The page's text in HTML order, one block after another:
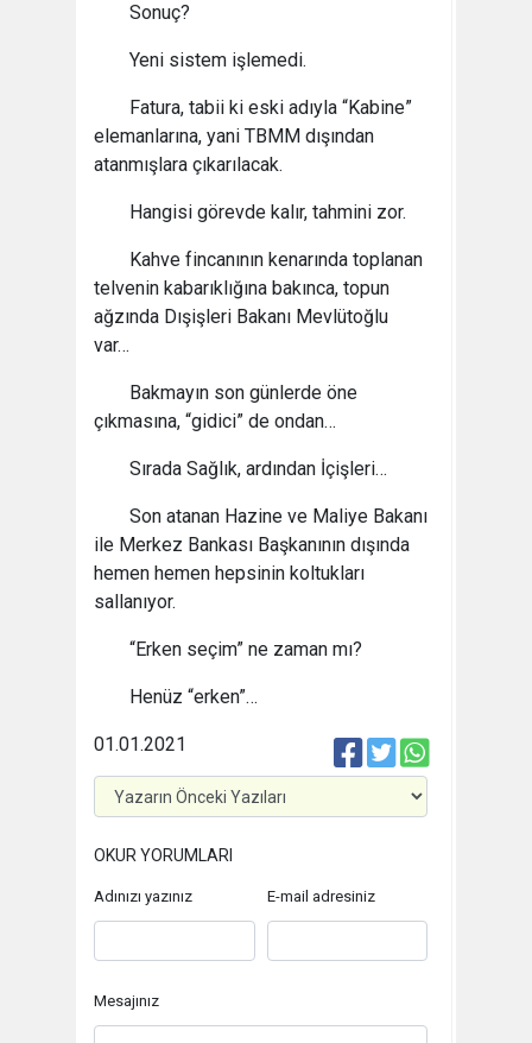
Sonuç?
Yeni sistem işlemedi.
Fatura, tabii ki eski adıyla “Kabine”
elemanlarına, yani TBMM dışından
atanmışlara çıkarılacak.
Hangisi görevde kalır, tahmini zor.
Kahve fincanının kenarında toplanan
telvenin kabarıklığına bakınca, topun
ağzında Dışişleri Bakanı Mevlütoğlu
var…
Bakmayın son günlerde öne
çıkmasına, “gidici” de ondan…
Sırada Sağlık, ardından İçişleri…
Son atanan Hazine ve Maliye Bakanı
ile Merkez Bankası Başkanının dışında
hemen hemen hepsinin koltukları
sallanıyor.
“Erken seçim” ne zaman mı?
Henüz “erken”…
01.01.2021
OKUR YORUMLARI
Adınızı yazınız E-mail adresiniz
Mesajınız